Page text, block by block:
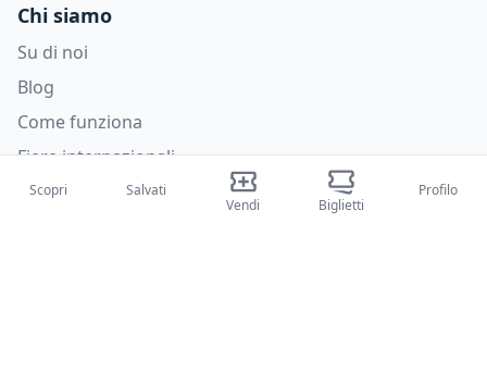
Chi siamo
Su di noi
Blog
Come funziona
Fiere internazionali
Creator Program
Scopri
Salvati
Vendi
Biglietti
Profilo